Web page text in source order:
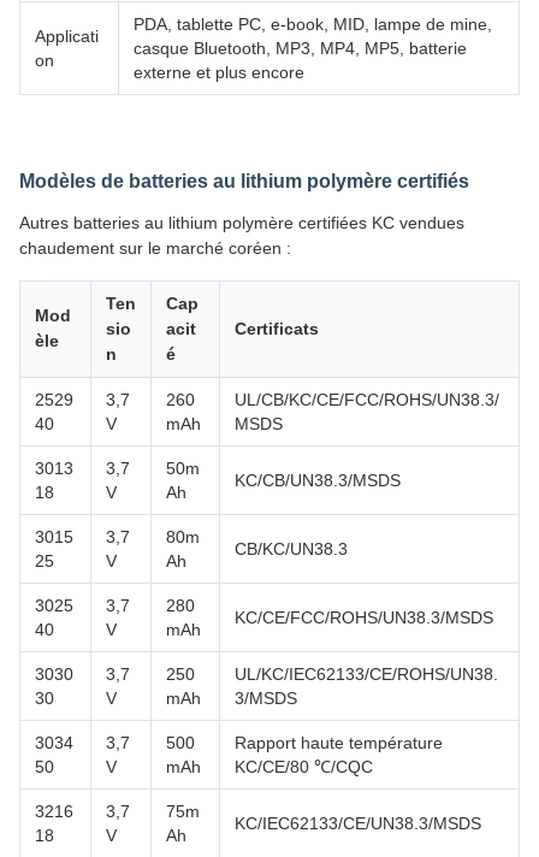
Applicati
on
PDA, tablette PC, e-book, MID, lampe de mine,
casque Bluetooth, MP3, MP4, MP5, batterie
externe et plus encore
Modèles de batteries au lithium polymère certifiés
Autres batteries au lithium polymère certifiées KC vendues
chaudement sur le marché coréen :
Mod
èle
Ten
sio
n
Cap
acit
é
Certificats
2529
40
3,7
V
260
mAh
UL/CB/KC/CE/FCC/ROHS/UN38.3/
MSDS
3013
18
3,7
V
50m
Ah
KC/CB/UN38.3/MSDS
3015
25
3,7
V
80m
Ah
CB/KC/UN38.3
3025
40
3,7
V
280
mAh
KC/CE/FCC/ROHS/UN38.3/MSDS
3030
30
3,7
V
250
mAh
UL/KC/IEC62133/CE/ROHS/UN38.
3/MSDS
3034
50
3,7
V
500
mAh
Rapport haute température
KC/CE/80 ℃/CQC
3216
18
3,7
V
75m
Ah
KC/IEC62133/CE/UN38.3/MSDS